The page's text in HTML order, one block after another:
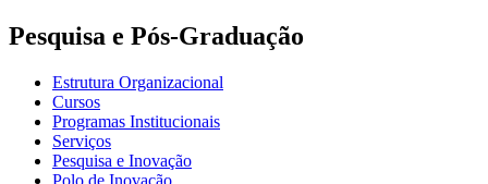
Pesquisa e Pós-Graduação
Estrutura Organizacional
Cursos
Programas Institucionais
Serviços
Pesquisa e Inovação
Polo de Inovação